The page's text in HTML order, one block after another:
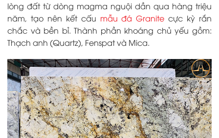
lòng đất từ dòng magma nguội dần qua hàng triệu
năm, tạo nên kết cấu mẫu đá Granite cực kỳ rắn
chắc và bền bỉ. Thành phần khoáng chủ yếu gồm:
Thạch anh (Quartz), Fenspat và Mica.